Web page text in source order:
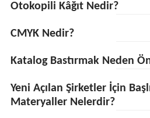
Otokopili Kâğıt Nedir?
CMYK Nedir?
Katalog Bastırmak Neden
Yeni Açılan Şirketler İçin
Materyaller Nelerdir?